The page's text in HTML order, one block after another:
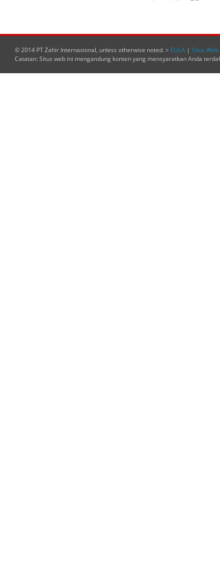
© 2014 PT Zahir Internasional, unless otherwise noted. > EULA | Situs
Catatan: Situs web ini mengandung konten yang mensyaratkan Anda